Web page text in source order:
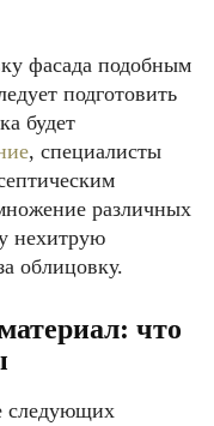
фасада подобным
подготовить
будет
, специалисты
различных
нехитрую
облицовку.
что
следующих